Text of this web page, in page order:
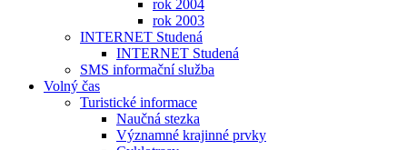
rok 2004
rok 2003
INTERNET Studená
INTERNET Studená
SMS informační služba
Volný čas
Turistické informace
Naučná stezka
Významné krajinné prvky